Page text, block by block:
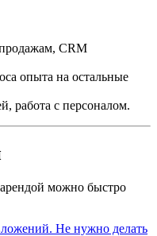
CRM
опыта на остальные
работа с персоналом.
можно быстро
Не нужно делать